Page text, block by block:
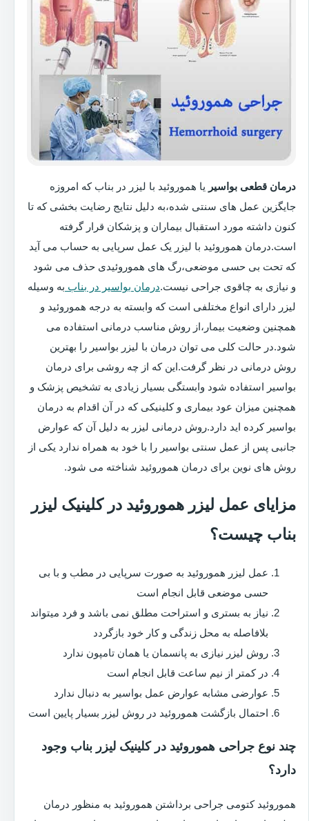
درمان قطعی بواسیر یا هموروئید با لیزر در بناب که امروزه
جایگزین عمل های سنتی شده،به دلیل نتایج رضایت بخشی که تا
کنون داشته مورد استقبال بیماران و پزشکان قرار گرفته
است.درمان هموروئید با لیزر یک عمل سرپایی به حساب می آید
که تحت بی حسی موضعی،رگ های هموروئیدی حذف می شود
و نیازی به چاقوی جراحی نیست.درمان بواسیر در بناب به وسیله
لیزر دارای انواع مختلفی است که وابسته به درجه هموروئید و
همچنین وضعیت بیمار،از روش مناسب درمانی استفاده می
شود.در حالت کلی می توان درمان با لیزر بواسیر را بهترین
روش درمانی در نظر گرفت.این که از چه روشی برای درمان
بواسیر استفاده شود وابستگی بسیار زیادی به تشخیص پزشک و
همچنین میزان عود بیماری و کلینیکی که در آن اقدام به درمان
بواسیر کرده اید دارد.روش درمانی لیزر به دلیل آن که عوارض
جانبی پس از عمل سنتی بواسیر را با خود به همراه ندارد یکی از
روش های نوین برای درمان هموروئید شناخته می شود.
مزایای عمل لیزر هموروئید در کلینیک لیزر
بناب چیست؟
عمل لیزر هموروئید به صورت سرپایی در مطب و با بی
حسی موضعی قابل انجام است
نیاز به بستری و استراحت مطلق نمی باشد و فرد میتواند
بلافاصله به محل زندگی و کار خود بازگردد
روش لیزر نیازی به پانسمان یا همان تامپون ندارد
در کمتر از نیم ساعت قابل انجام است
عوارضی مشابه عوارض عمل بواسیر به دنبال ندارد
احتمال بازگشت هموروئید در روش لیزر بسیار پایین است
چند نوع جراحی هموروئید در کلینیک لیزر بناب وجود
دارد؟
هموروئید کتومی جراحی برداشتن هموروئید به منظور درمان